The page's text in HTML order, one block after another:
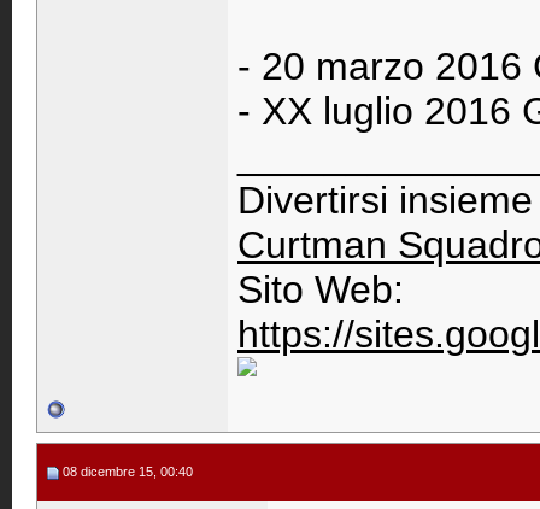
- 20 marzo 2016
- XX luglio 2016
Divertirsi
Curtman
Sito Web:
https://
08 dicembre 15, 00:40